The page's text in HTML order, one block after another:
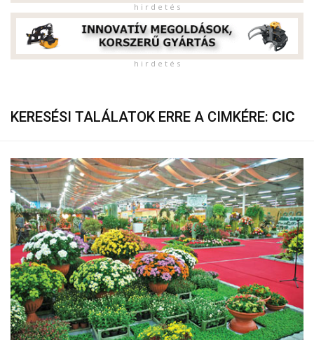
h i r d e t é s
h i r d e t é s
KERESÉSI TALÁLATOK ERRE A CIMKÉRE: CIC